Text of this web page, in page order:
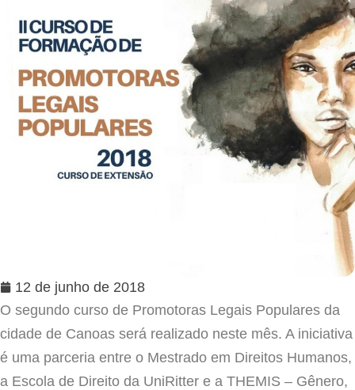
12 de junho de 2018
O segundo curso de Promotoras Legais Populares da
cidade de Canoas será realizado neste mês. A iniciativa
é uma parceria entre o Mestrado em Direitos Humanos,
a Escola de Direito da UniRitter e a THEMIS – Gênero,